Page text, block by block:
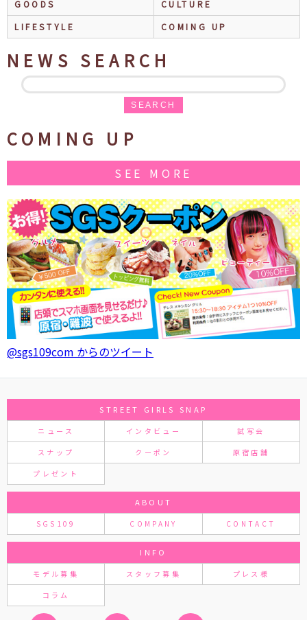
GOODS
CULTURE
LIFESTYLE
COMING UP
NEWS SEARCH
SEARCH
COMING UP
SEE MORE
@sgs109com からのツイート
STREET GIRLS SNAP
ニュース インタビュー 試写会
スナップ クーポン 原宿店舗
プレゼント
ABOUT
SGS109 COMPANY CONTACT
INFO
モデル募集 スタッフ募集 プレス様
コラム